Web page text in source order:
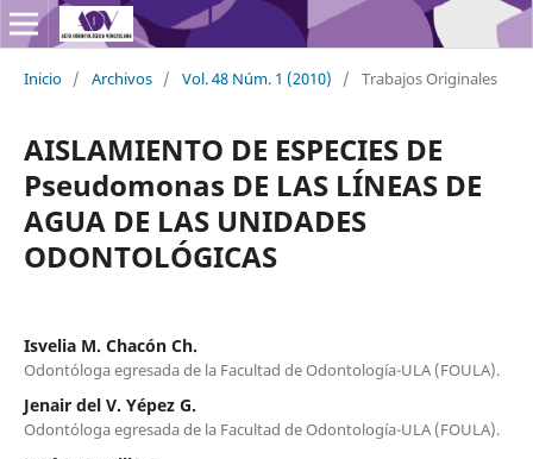
Inicio / Archivos / Vol. 48 Núm. 1 (2010) / Trabajos Originales
AISLAMIENTO DE ESPECIES DE
Pseudomonas DE LAS LÍNEAS DE
AGUA DE LAS UNIDADES
ODONTOLÓGICAS
Isvelia M. Chacón Ch.
Odontóloga egresada de la Facultad de Odontología-ULA (FOULA).
Jenair del V. Yépez G.
Odontóloga egresada de la Facultad de Odontología-ULA (FOULA).